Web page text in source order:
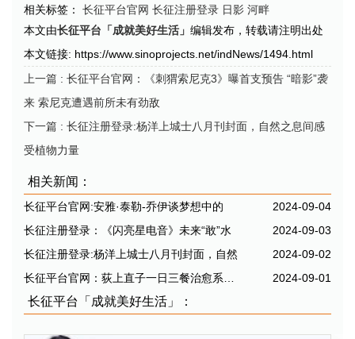
相关标签： 长征平台官网 长征注册登录 日影 河畔
本文由长征平台「成就美好生活」 编辑发布，转载请注明出处
本文链接: https://www.sinoprojects.net/indNews/1494.html
上一篇 : 长征平台官网：《刺猬索尼克3》曝首支预告 “暗影”袭
来 索尼克遭遇前所未有劲敌
下一篇 : 长征注册登录:杨洋上城士八月刊封面，自然之息间感
受植物力量
相关新闻：
长征平台官网:安雅·泰勒-乔伊谈梦想中的
2024-09-04
长征注册登录：《闪亮星电音》未来“敢”水
2024-09-03
长征注册登录:杨洋上城士八月刊封面，自然
2024-09-02
2024-09-01
长征平台「成就美好生活」：